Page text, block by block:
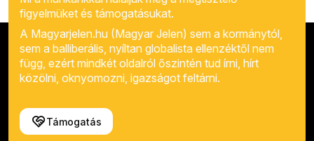
figyelmüket és támogatásukat.
A Magyarjelen.hu (Magyar Jelen) sem a kormánytól,
sem a balliberális, nyíltan globalista ellenzéktől nem
függ, ezért mindkét oldalról őszintén tud írni, hírt
közölni, oknyomozni, igazságot feltárni.
Támogatás